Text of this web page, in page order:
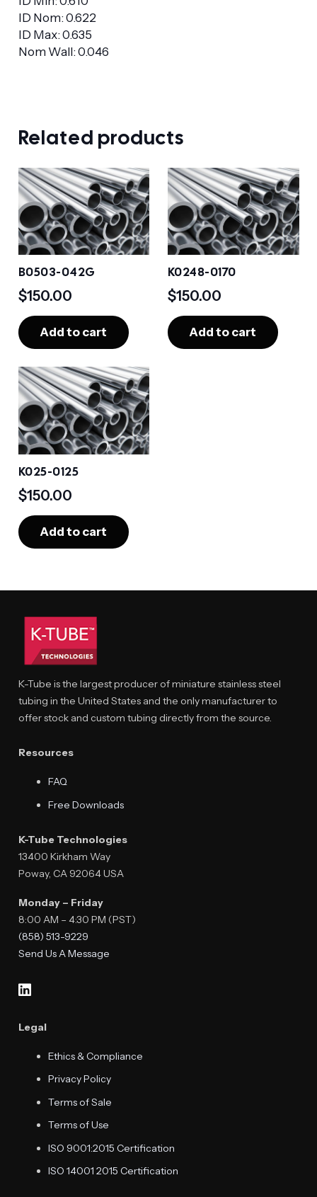
ID Nom: 0.622
ID Max: 0.635
Nom Wall: 0.046
Related products
B0503-042G
$150.00
Add to cart
K0248-0170
$150.00
Add to cart
K025-0125
$150.00
Add to cart
K-Tube is the largest producer of miniature stainless steel
tubing in the United States and the only manufacturer to
offer stock and custom tubing directly from the source.
Resources
FAQ
Free Downloads
K-Tube Technologies
13400 Kirkham Way
Poway, CA 92064 USA
Monday – Friday
8:00 AM – 4:30 PM (PST)
(858) 513-9229
Send Us A Message
Legal
Ethics & Compliance
Privacy Policy
Terms of Sale
Terms of Use
ISO 9001:2015 Certification
ISO 14001 2015 Certification